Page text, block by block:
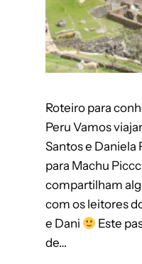
Roteiro para
Peru Vamos
Santos e Daniela
para Machu
compartilham
com os leitores
e Dani
Este
de…